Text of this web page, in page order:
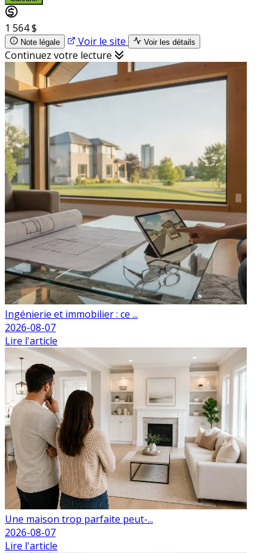
1 564 $
Note légale Voir le site Voir les détails
Continuez votre lecture
Ingénierie et immobilier : ce ...
2026-08-07
Lire l'article
Une maison trop parfaite peut-...
2026-08-07
Lire l'article